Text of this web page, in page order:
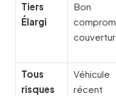
Tiers
Élargi
Bon
Tous
risques
Véhicule
récent